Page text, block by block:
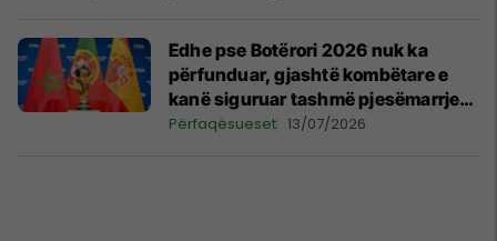
Edhe pse Botërori 2026 nuk ka
përfunduar, gjashtë kombëtare e
kanë siguruar tashmë pjesëmarrjen
në Kupën e Botës 2030
Përfaqësueset 13/07/2026